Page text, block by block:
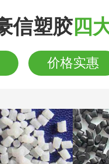
信塑胶四
价格实惠